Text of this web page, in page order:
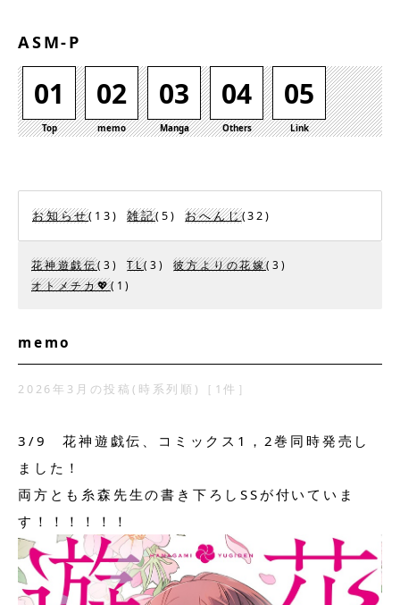
ASM-P
01
Top
02
memo
03
Manga
04
Others
05
Link
お知らせ(13) 雑記(5) おへんじ(32)
花神遊戯伝(3) TL(3) 彼方よりの花嫁(3)
オトメチカ💖(1)
memo
2026年3月 の投稿(時系列順) ［ 1件］
3/9 花神遊戯伝、コミックス1，2巻同時発売し
ました！
両方とも糸森先生の書き下ろしSSが付いていま
す！！！！！！